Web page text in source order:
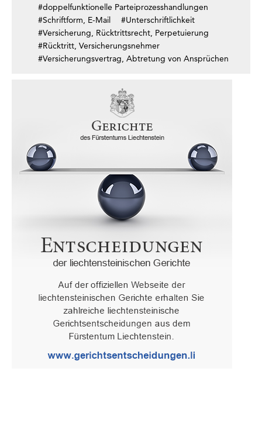
#doppelfunktionelle Parteiprozesshandlungen
#Schriftform, E-Mail
#Unterschriftlichkeit
#Versicherung, Rücktrittsrecht, Perpetuierung
#Rücktritt, Versicherungsnehmer
#Versicherungsvertrag, Abtretung von Ansprüchen